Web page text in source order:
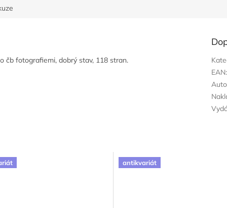
čb fotografiemi, dobrý stav, 118 stran.
EAN:
antikvariát